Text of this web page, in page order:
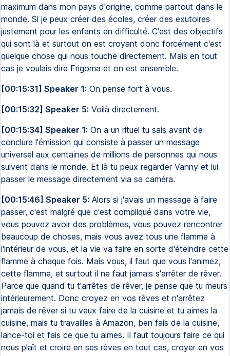
maximum dans mon pays d'origine, comme partout dans le
monde. Si je peux créer des écoles, créer des exutoires
justement pour les enfants en difficulté. C'est des objectifs
qui sont là et surtout on est croyant donc forcément c'est
quelque chose qui nous touche directement. Mais en tout
cas je voulais dire Frigoma et on est ensemble.
[00:15:31] Speaker 1: On pense fort à vous.
[00:15:32] Speaker 5: Voilà directement.
[00:15:34] Speaker 1: On a un rituel tu sais avant de
conclure l'émission qui consiste à passer un message
universel aux centaines de millions de personnes qui nous
suivent dans le monde. Et là tu peux regarder Vanny et lui
passer le message directement via sa caméra.
[00:15:46] Speaker 5: Alors si j'avais un message à faire
passer, c'est malgré que c'est compliqué dans votre vie,
vous pouvez avoir des problèmes, vous pouvez rencontrer
beaucoup de choses, mais vous avez tous une flamme à
l'intérieur de vous, et la vie va faire en sorte d'éteindre cette
flamme à chaque fois. Mais vous, il faut que vous l'animez,
cette flamme, et surtout il ne faut jamais s'arrêter de rêver.
Parce que quand tu t'arrêtes de rêver, je pense que tu meurs
intérieurement. Donc croyez en vos rêves et n'arrêtez
jamais de rêver si tu veux faire de la cuisine et tu aimes la
cuisine, mais tu travailles à Amazon, ben fais de la cuisine,
lance-toi et fais ce que tu aimes. Il faut toujours faire ce qui
nous plaît et croire en ses rêves en tout cas, croyer en vos